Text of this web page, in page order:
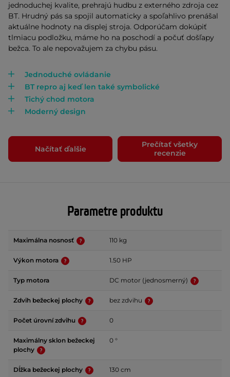
jednoduchej kvalite, prehrajú hudbu z externého zdroja cez
BT. Hrudný pás sa spojil automaticky a spoľahlivo prenášal
aktuálne hodnoty na displej stroja. Odporúčam dokúpiť
tlmiacu podložku, máme ho na poschodí a počuť došľapy
bežca. To ale nepovažujem za chybu pásu.
Jednoduché ovládanie
BT repro aj keď len také symbolické
Tichý chod motora
Moderný design
Načítať ďalšie
Prečítať všetky
recenzie
Parametre produktu
Maximálna nosnosť 110 kg
Výkon motora 1.50 HP
Typ motora DC motor (jednosmerný)
Zdvih bežeckej plochy bez zdvihu
Počet úrovní zdvihu 0
Maximálny sklon bežeckej
plochy
0 °
Dĺžka bežeckej plochy 130 cm